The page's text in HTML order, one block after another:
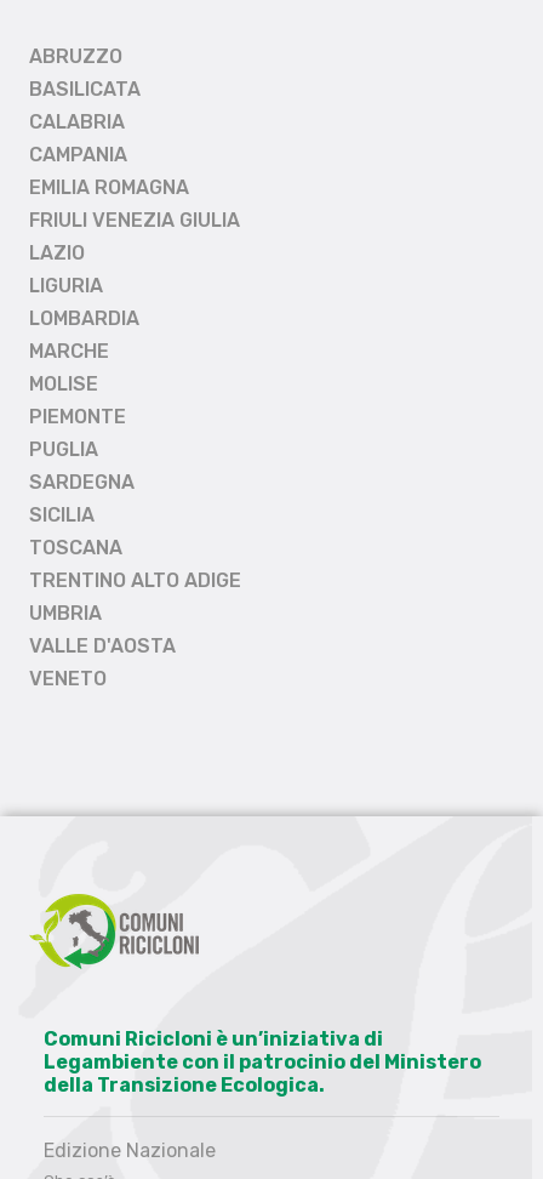
ABRUZZO
BASILICATA
CALABRIA
CAMPANIA
EMILIA ROMAGNA
FRIULI VENEZIA GIULIA
LAZIO
LIGURIA
LOMBARDIA
MARCHE
MOLISE
PIEMONTE
PUGLIA
SARDEGNA
SICILIA
TOSCANA
TRENTINO ALTO ADIGE
UMBRIA
VALLE D'AOSTA
VENETO
Comuni Ricicloni è un’iniziativa di
Legambiente con il patrocinio del Ministero
della Transizione Ecologica.
Edizione Nazionale